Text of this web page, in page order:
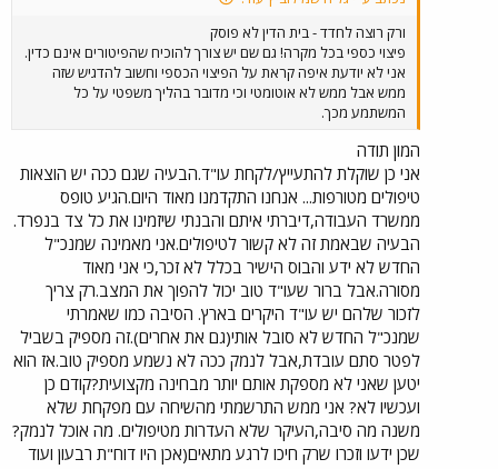
ורק רוצה לחדד - בית הדין לא פוסק
פיצוי כספי בכל מקרה! גם שם יש צורך להוכיח שהפיטורים אינם כדין.
אני לא יודעת איפה קראת על הפיצוי הכספי וחשוב להדגיש שזה
ממש אבל ממש לא אוטומטי וכי מדובר בהליך משפטי על כל
המשתמע מכך.
המון תודה
אני כן שוקלת להתעייץ/לקחת עו"ד.הבעיה שגם ככה יש הוצאות
טיפולים מטורפות... אנחנו התקדמנו מאוד היום.הגיע טופס
ממשרד העבודה,דיברתי איתם והבנתי שיזמינו את כל צד בנפרד.
הבעיה שבאמת זה לא קשור לטיפולים.אני מאמינה שמנכ"ל
החדש לא ידע והבוס הישיר בכלל לא זכר,כי אני מאוד
מסורה.אבל ברור שעו"ד טוב יכול להפוך את המצב.רק צריך
לזכור שלהם יש עו"ד היקרים בארץ. הסיבה כמו שאמרתי
שמנכ"ל החדש לא סובל אותי(גם את אחרים).זה מספיק בשביל
לפטר סתם עובדת,אבל לנמק ככה לא נשמע מספיק טוב.אז הוא
יטען שאני לא מספקת אותם יותר מבחינה מקצועית?קודם כן
ועכשיו לא? אני ממש התרשמתי מהשיחה עם מפקחת שלא
משנה מה סיבה,העיקר שלא העדרות מטיפולים. מה אוכל לנמק?
שכן ידעו וזכרו שרק חיכו לרגע מתאים(אכן היו דוח"ת רבעון ועוד